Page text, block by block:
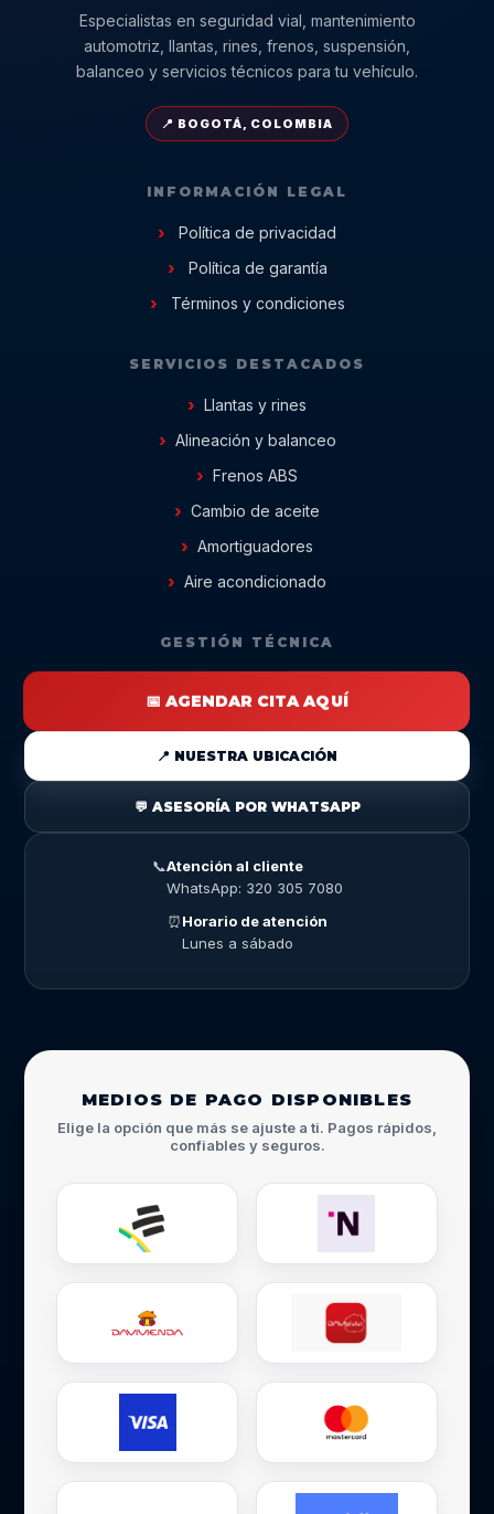
Especialistas en seguridad vial, mantenimiento
automotriz, llantas, rines, frenos, suspensión,
balanceo y servicios técnicos para tu vehículo.
📍 BOGOTÁ, COLOMBIA
INFORMACIÓN LEGAL
Política de privacidad
Política de garantía
Términos y condiciones
SERVICIOS DESTACADOS
Llantas y rines
Alineación y balanceo
Frenos ABS
Cambio de aceite
Amortiguadores
Aire acondicionado
GESTIÓN TÉCNICA
📅 AGENDAR CITA AQUÍ
📍 NUESTRA UBICACIÓN
💬 ASESORÍA POR WHATSAPP
📞Atención al cliente
WhatsApp: 320 305 7080
⏰Horario de atención
Lunes a sábado
MEDIOS DE PAGO DISPONIBLES
Elige la opción que más se ajuste a ti. Pagos rápidos,
confiables y seguros.